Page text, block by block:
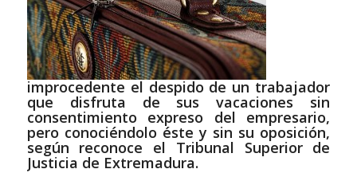
improcedente el despido de un trabajador
que disfruta de sus vacaciones sin
consentimiento expreso del empresario,
pero conociéndolo éste y sin su oposición,
según reconoce el Tribunal Superior de
Justicia de Extremadura.